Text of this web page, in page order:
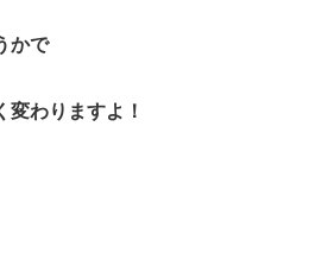
かで
変わりますよ！